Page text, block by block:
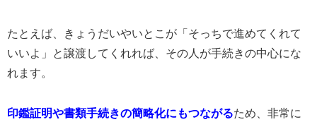
たとえば、きょうだいやいとこが「そっちで進めてくれて
いいよ」と譲渡してくれれば、その人が手続きの中心にな
れます。
印鑑証明や書類手続きの簡略化にもつながるため、非常に